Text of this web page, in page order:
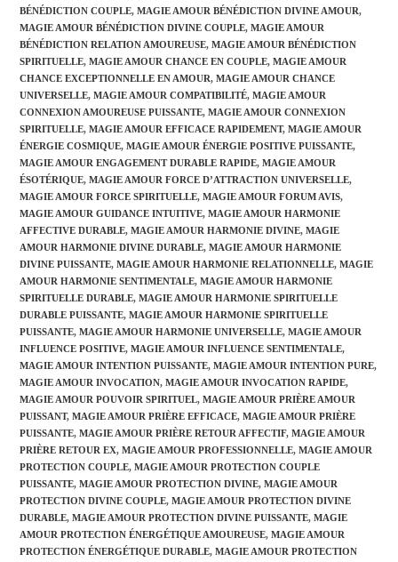
BÉNÉDICTION COUPLE, MAGIE AMOUR BÉNÉDICTION DIVINE AMOUR,
MAGIE AMOUR BÉNÉDICTION DIVINE COUPLE, MAGIE AMOUR
BÉNÉDICTION RELATION AMOUREUSE, MAGIE AMOUR BÉNÉDICTION
SPIRITUELLE, MAGIE AMOUR CHANCE EN COUPLE, MAGIE AMOUR
CHANCE EXCEPTIONNELLE EN AMOUR, MAGIE AMOUR CHANCE
UNIVERSELLE, MAGIE AMOUR COMPATIBILITÉ, MAGIE AMOUR
CONNEXION AMOUREUSE PUISSANTE, MAGIE AMOUR CONNEXION
SPIRITUELLE, MAGIE AMOUR EFFICACE RAPIDEMENT, MAGIE AMOUR
ÉNERGIE COSMIQUE, MAGIE AMOUR ÉNERGIE POSITIVE PUISSANTE,
MAGIE AMOUR ENGAGEMENT DURABLE RAPIDE, MAGIE AMOUR
ÉSOTÉRIQUE, MAGIE AMOUR FORCE D’ATTRACTION UNIVERSELLE,
MAGIE AMOUR FORCE SPIRITUELLE, MAGIE AMOUR FORUM AVIS,
MAGIE AMOUR GUIDANCE INTUITIVE, MAGIE AMOUR HARMONIE
AFFECTIVE DURABLE, MAGIE AMOUR HARMONIE DIVINE, MAGIE
AMOUR HARMONIE DIVINE DURABLE, MAGIE AMOUR HARMONIE
DIVINE PUISSANTE, MAGIE AMOUR HARMONIE RELATIONNELLE, MAGIE
AMOUR HARMONIE SENTIMENTALE, MAGIE AMOUR HARMONIE
SPIRITUELLE DURABLE, MAGIE AMOUR HARMONIE SPIRITUELLE
DURABLE PUISSANTE, MAGIE AMOUR HARMONIE SPIRITUELLE
PUISSANTE, MAGIE AMOUR HARMONIE UNIVERSELLE, MAGIE AMOUR
INFLUENCE POSITIVE, MAGIE AMOUR INFLUENCE SENTIMENTALE,
MAGIE AMOUR INTENTION PUISSANTE, MAGIE AMOUR INTENTION PURE,
MAGIE AMOUR INVOCATION, MAGIE AMOUR INVOCATION RAPIDE,
MAGIE AMOUR POUVOIR SPIRITUEL, MAGIE AMOUR PRIÈRE AMOUR
PUISSANT, MAGIE AMOUR PRIÈRE EFFICACE, MAGIE AMOUR PRIÈRE
PUISSANTE, MAGIE AMOUR PRIÈRE RETOUR AFFECTIF, MAGIE AMOUR
PRIÈRE RETOUR EX, MAGIE AMOUR PROFESSIONNELLE, MAGIE AMOUR
PROTECTION COUPLE, MAGIE AMOUR PROTECTION COUPLE
PUISSANTE, MAGIE AMOUR PROTECTION DIVINE, MAGIE AMOUR
PROTECTION DIVINE COUPLE, MAGIE AMOUR PROTECTION DIVINE
DURABLE, MAGIE AMOUR PROTECTION DIVINE PUISSANTE, MAGIE
AMOUR PROTECTION ÉNERGÉTIQUE AMOUREUSE, MAGIE AMOUR
PROTECTION ÉNERGÉTIQUE DURABLE, MAGIE AMOUR PROTECTION